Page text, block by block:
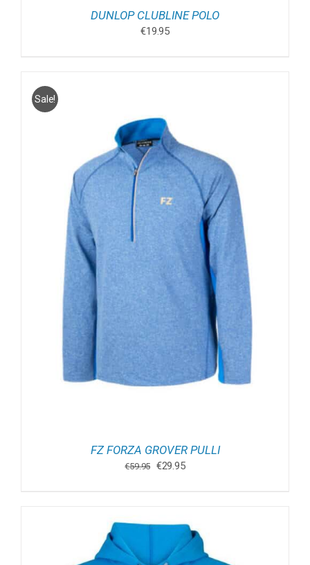
DUNLOP CLUBLINE POLO
€19.95
Sale!
FZ FORZA GROVER PULLI
€59.95 Oorspronkelijke
€29.95Huidige